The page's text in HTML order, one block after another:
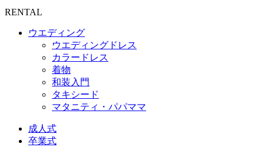
RENTAL
ウエディング
ウエディングドレス
カラードレス
着物
和装入門
タキシード
マタニティ・パパママ
成人式
卒業式